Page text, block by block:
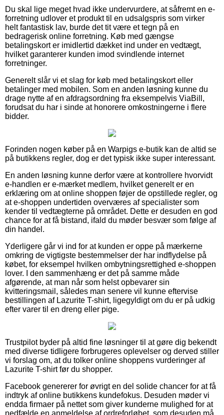
Du skal lige meget hvad ikke undervurdere, at såfremt en e-
forretning udlover et produkt til en udsalgspris som virker
helt fantastisk lav, burde det tit være et tegn på en
bedragerisk online forretning. Køb med gængse
betalingskort er imidlertid dækket ind under en vedtægt,
hvilket garanterer kunden imod svindlende internet
forretninger.
Generelt slår vi et slag for køb med betalingskort eller
betalinger med mobilen. Som en anden løsning kunne du
drage nytte af en afdragsordning fra eksempelvis ViaBill,
forudsat du har i sinde at honorere omkostningerne i flere
bidder.
Forinden nogen køber på en Warpigs e-butik kan de altid se
på butikkens regler, dog er det typisk ikke super interessant.
En anden løsning kunne derfor være at kontrollere hvorvidt
e-handlen er e-mærket medlem, hvilket generelt er en
erklæring om at online shoppen føjer de opstillede regler, og
at e-shoppen undertiden overværes af specialister som
kender til vedtægterne på området. Dette er desuden en god
chance for at få bistand, ifald du møder besvær som følge af
din handel.
Yderligere går vi ind for at kunden er oppe på mærkerne
omkring de vigtigste bestemmelser der har indflydelse på
købet, for eksempel hvilken ombytningsrettighed e-shoppen
lover. I den sammenhæng er det på samme måde
afgørende, at man når som helst opbevarer sin
kvitteringsmail, således man senere vil kunne eftervise
bestillingen af Lazurite T-shirt, ligegyldigt om du er på udkig
efter varer til en dreng eller pige.
Trustpilot byder på altid fine løsninger til at gøre dig bekendt
med diverse tidligere forbrugeres oplevelser og derved stiller
vi forslag om, at du tolker online shoppens vurderinger af
Lazurite T-shirt før du shopper.
Facebook genererer for øvrigt en del solide chancer for at få
indtryk af online butikkens kundefokus. Desuden møder vi
endda firmaer på nettet som giver kunderne mulighed for at
nedfælde en anmeldelse af ordreforløbet, som desuden må